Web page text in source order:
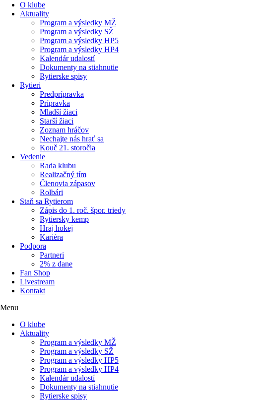
O klube
Aktuality
Program a výsledky MŽ
Program a výsledky SŽ
Program a výsledky HP5
Program a výsledky HP4
Kalendár udalostí
Dokumenty na stiahnutie
Rytierske spisy
Rytieri
Predprípravka
Prípravka
Mladší žiaci
Starší žiaci
Zoznam hráčov
Nechajte nás hrať sa
Kouč 21. storočia
Vedenie
Rada klubu
Realizačný tím
Členovia zápasov
Rolbári
Staň sa Rytierom
Zápis do 1. roč. špor. triedy
Rytiersky kemp
Hraj hokej
Kariéra
Podpora
Partneri
2% z dane
Fan Shop
Livestream
Kontakt
Menu
O klube
Aktuality
Program a výsledky MŽ
Program a výsledky SŽ
Program a výsledky HP5
Program a výsledky HP4
Kalendár udalostí
Dokumenty na stiahnutie
Rytierske spisy